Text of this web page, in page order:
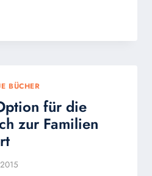
BÜCHER
für die
zur Familien